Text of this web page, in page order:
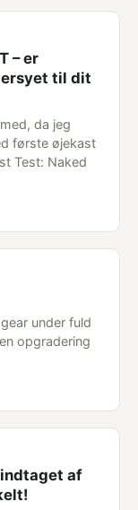
– er
til dit
da jeg
første øjekast
Test: Naked
under fuld
opgradering
af